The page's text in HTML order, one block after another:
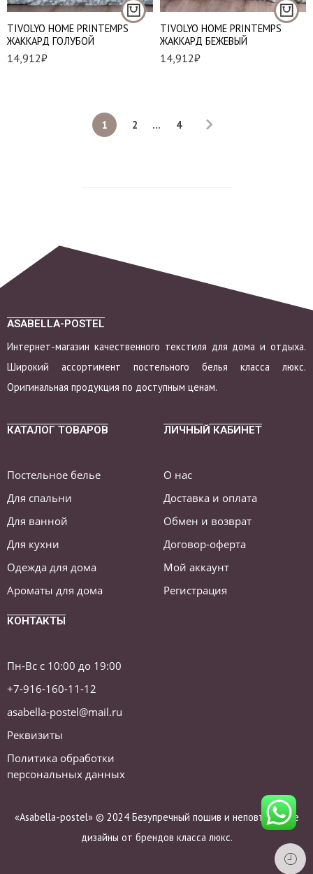
TIVOLYO HOME PRINTEMPS
ЖАККАРД ГОЛУБОЙ
14,912₽
TIVOLYO HOME PRINTEMPS
ЖАККАРД БЕЖЕВЫЙ
14,912₽
1 2 ... 4
ASABELLA-POSTEL
Интернет-магазин качественного текстиля для дома и отдыха.
Широкий ассортимент постельного белья класса люкс.
Оригинальная продукция по доступным ценам.
КАТАЛОГ ТОВАРОВ
Постельное белье
Для спальни
Для ванной
Для кухни
Одежда для дома
Ароматы для дома
ЛИЧНЫЙ КАБИНЕТ
О нас
Доставка и оплата
Обмен и возврат
Договор-оферта
Мой аккаунт
Регистрация
КОНТАКТЫ
Пн-Вс с 10:00 до 19:00
+7-916-160-11-12
asabella-postel@mail.ru
Реквизиты
Политика обработки
персональных данных
«Asabella-postel» © 2024 Безупречный пошив и неповторимые
дизайны от брендов класса люкс.